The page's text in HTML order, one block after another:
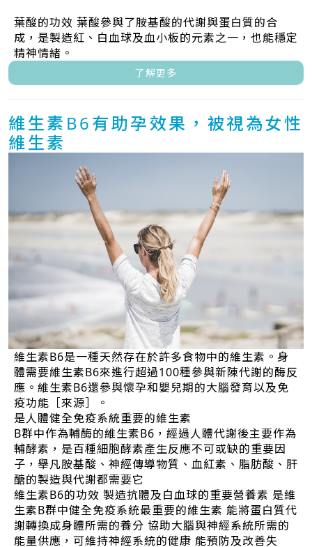
葉酸的功效 葉酸參與了胺基酸的代謝與蛋白質的合
成，是製造紅、白血球及血小板的元素之一，也能穩定
精神情緒。
了解更多
維生素B6有助孕效果，被視為女性
維生素
維生素B6是一種天然存在於許多食物中的維生素。身
體需要維生素B6來進行超過100種參與新陳代謝的酶反
應。維生素B6還參與懷孕和嬰兒期的大腦發育以及免
疫功能［來源］。
是人體健全免疫系統重要的維生素
B群中作為輔酶的維生素B6，經過人體代謝後主要作為
輔酵素，是百種細胞酵素產生反應不可或缺的重要因
子，舉凡胺基酸、神經傳導物質、血紅素、脂肪酸、肝
醣的製造與代謝都需要它
維生素B6的功效 製造抗體及白血球的重要營養素 是維
生素B群中健全免疫系統最重要的維生素 能將蛋白質代
謝轉換成身體所需的養分 協助大腦與神經系統所需的
能量供應，可維持神經系統的健康 能預防及改善失